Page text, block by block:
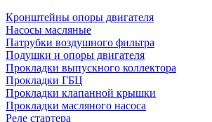
Кронштейны опоры двигателя
Насосы масляные
Патрубки воздушного фильтра
Подушки и опоры двигателя
Прокладки выпускного коллектора
Прокладки ГБЦ
Прокладки клапанной крышки
Прокладки масляного насоса
Реле стартера